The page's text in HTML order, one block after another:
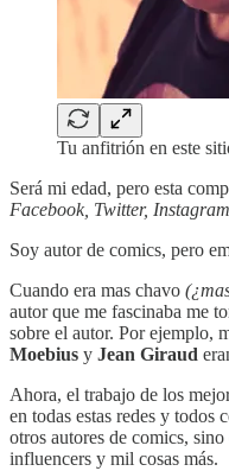
Tu anfitrión en este
Será mi edad, pero esta
Facebook, Twitter,
Soy autor de comics, pero
Cuando era mas chavo
autor que me fascinaba me
sobre el autor. Por ejemplo,
Moebius y Jean Giraud
Ahora, el trabajo de los
en todas estas redes y
otros autores de comics,
influencers y mil cosas más.